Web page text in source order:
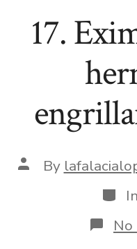
17.
Post
author
By
In